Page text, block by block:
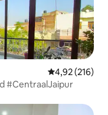
Gemiddelde
4,92 (216)
#CentraalJaipur